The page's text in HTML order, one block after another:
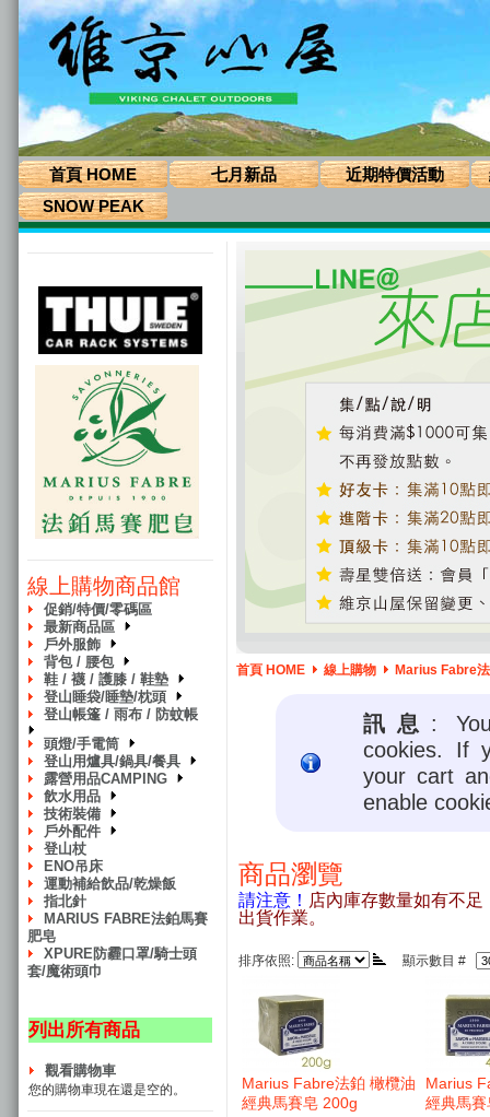
首頁 HOME 七月新品 近期特價活動
SNOW PEAK
線上購物商品館
促銷/特價/零碼區
最新商品區
戶外服飾
背包 / 腰包
鞋 / 襪 / 護膝 / 鞋墊
登山睡袋/睡墊/枕頭
登山帳篷 / 雨布 / 防蚊帳
頭燈/手電筒
登山用爐具/鍋具/餐具
露營用品CAMPING
飲水用品
技術裝備
戶外配件
登山杖
ENO吊床
運動補給飲品/乾燥飯
指北針
MARIUS FABRE法鉑馬賽
肥皂
XPURE防霾口罩/騎士頭
套/魔術頭巾
列出所有商品
觀看購物車
您的購物車現在還是空的。
首頁 HOME 線上購物 Marius Fabre
訊息 :
cookies. If
your cart
enable
商品瀏覽
請注意！ 店內庫存數量如有不
出貨作業。
排序依照: 顯示數目 #
Marius Fabre法鉑 橄欖油
經典馬賽皂 200g
Marius
經典馬